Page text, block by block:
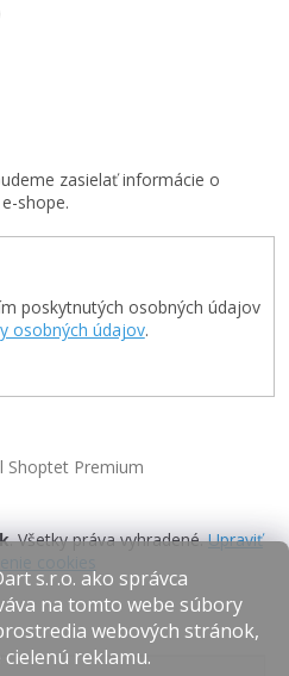
s.r.o. ako správca
na tomto webe súbory
webových stránok,
reklamu.
zasielať informácie o
shope.
poskytnutých osobných údajov
osobných údajov.
Shoptet Premium
. Všetky práva vyhradené.Upraviť